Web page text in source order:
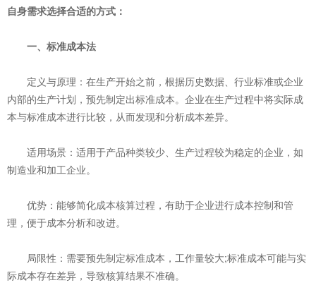
自身需求选择合适的方式：
一、标准成本法
‌定义与原理‌：在生产开始之前，根据历史数据、行业标准或企业
内部的生产计划，预先制定出标准成本。企业在生产过程中将实际成
本与标准成本进行比较，从而发现和分析成本差异。
‌适用场景‌：适用于产品种类较少、生产过程较为稳定的企业，如
制造业和加工企业。
‌优势‌：能够简化成本核算过程，有助于企业进行成本控制和管
理，便于成本分析和改进。
‌局限性‌：需要预先制定标准成本，工作量较大;标准成本可能与实
际成本存在差异，导致核算结果不准确。